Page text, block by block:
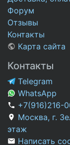
Форум
Отзывы
Контакты
Карта сайта
Контакты
Telegram
WhatsApp
+7(916)216-
Москва, г.
этаж
Написать